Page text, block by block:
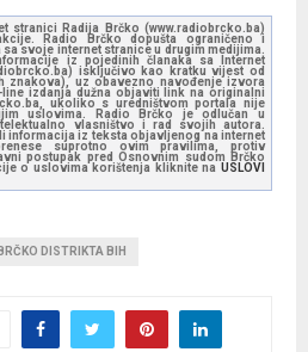
stranici Radija Brčko (www.radiobrcko.ba)
Radio Brčko dopušta ograničeno i
svoje internet stranice u drugim medijima.
iz pojedinih članaka sa Internet
isključivo kao kratku vijest od
znakova), uz obavezno navođenje izvora
izdanja dužna objaviti link na originalni
ukoliko s uredništvom portala nije
uslovima. Radio Brčko je odlučan u
vlasništvo i rad svojih autora.
iz teksta objavljenog na internet
suprotno ovim pravilima, protiv
postupak pred Osnovnim sudom Brčko
o uslovima korištenja kliknite na USLOVI
DISTRIKTA BIH